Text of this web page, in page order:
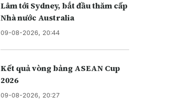
Lâm tới Sydney, bắt đầu thăm cấp
Nhà nước Australia
09-08-2026, 20:44
Kết quả vòng bảng ASEAN Cup
2026
09-08-2026, 20:27